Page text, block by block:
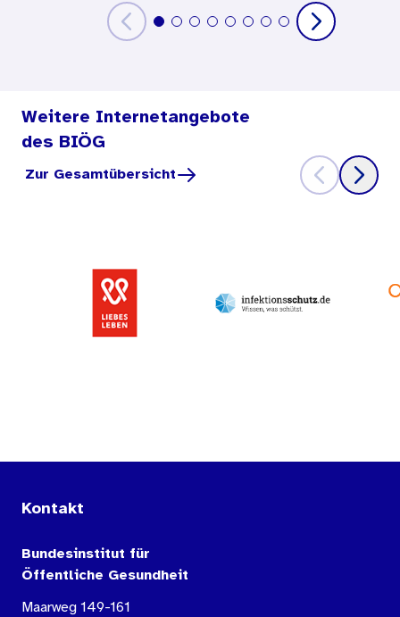
Weitere Internetangebote
des BIÖG
Zur Gesamtübersicht
Kontakt
Bundesinstitut für
Öffentliche Gesundheit
Maarweg 149-161